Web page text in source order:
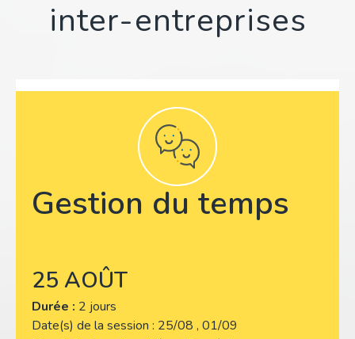
inter-entreprises
Gestion du temps
25 AOÛT
Durée : 2 jours
Date(s) de la session 25/08 , 01/09